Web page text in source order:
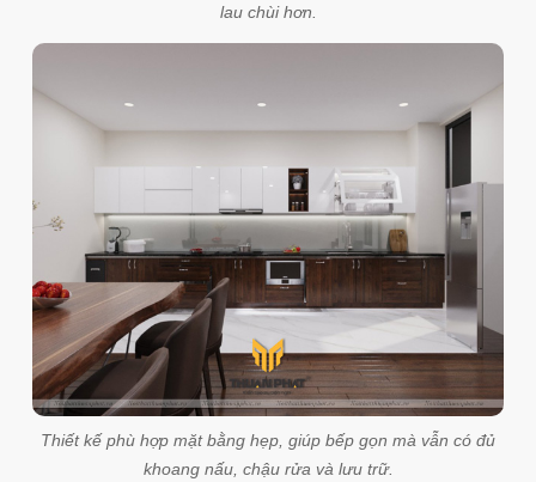
lau chùi hơn.
Thiết kế phù hợp mặt bằng hẹp, giúp bếp gọn mà vẫn có đủ
khoang nấu, chậu rửa và lưu trữ.